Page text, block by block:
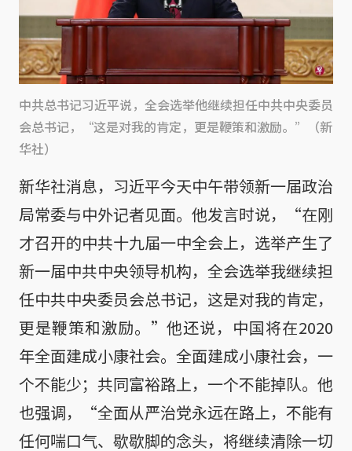
中共总书记习近平说，全会选举他继续担任中共中央委员
会总书记，“这是对我的肯定，更是鞭策和激励。”（新
华社）
新华社消息，习近平今天中午带领新一届政治
局常委与中外记者见面。他发言时说，“在刚
才召开的中共十九届一中全会上，选举产生了
新一届中共中央领导机构，全会选举我继续担
任中共中央委员会总书记，这是对我的肯定，
更是鞭策和激励。”他还说，中国将在2020
年全面建成小康社会。全面建成小康社会，一
个不能少；共同富裕路上，一个不能掉队。他
也强调，“全面从严治党永远在路上，不能有
任何喘口气、歇歇脚的念头，将继续清除一切